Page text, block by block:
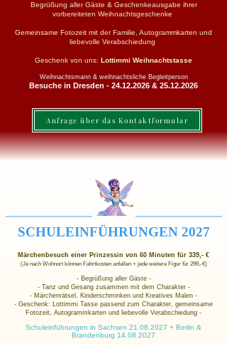
Begrüßung aller Gäste & Geschenkeausgabe ihrer
vorbereiteten Weihnachtsgeschenke
Gemeinsame Fotozeit mit der Familie, Autogrammkarten und
liebevolle Verabschiedung
Geschenk von uns: Lottimmi Weihnachtstasse
Weihnachtsmann & weihnachtsliche Begleitperson
Besuche in Dresden - 24.12.2026 & 25.12.2026
Anfrage über das Kontaktformular
SCHULEINFÜHRUNGEN 2027
Märchenbesuch einer Prinzessin von 60 Minuten für 339,- €
(Je nach Wohnort können Fahrtkosten anfallen + jede weitere Figur für 299,-€)
- Begrüßung aller Gäste -
- Tanz und Gesang zusammen mit dem Charakter -
- Märchenrätsel, Kinderschminken und Kreatives Malen -
- Geschenk: Lottimmi Tasse passend zum Charakter, gemeinsame
Fotozeit, Autogrammkarten und liebevolle Verabschiedung -
Schuleinführungen in Sachsen 21.08.2027 + Berlin &
Brandenburg 14.08.2027